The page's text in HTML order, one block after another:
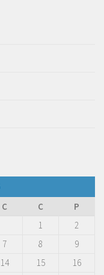
C C
P
1
2
7 8
9
14 15
16